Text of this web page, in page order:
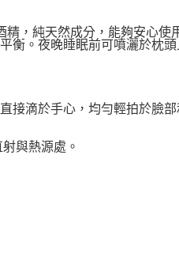
全家取貨付款
每筆NT$80，滿NT$999(含
7-11取貨付款
，純天然成分，能夠安心使
衡。夜晚睡眠前可噴灑於枕
接滴於手心，均勻輕拍於臉
與熱源處。